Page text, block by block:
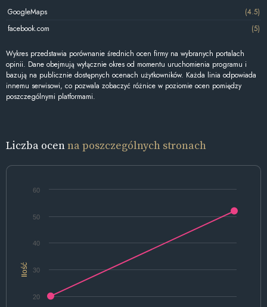
GoogleMaps
(4.5)
facebook.com
(5)
Wykres przedstawia porównanie średnich ocen firmy na wybranych portalach
opinii. Dane obejmują wyłącznie okres od momentu uruchomienia programu i
bazują na publicznie dostępnych ocenach użytkowników. Każda linia odpowiada
innemu serwisowi, co pozwala zobaczyć różnice w poziomie ocen pomiędzy
poszczególnymi platformami.
Liczba ocenna poszczególnych stronach
Ilość
20
30
40
50
60